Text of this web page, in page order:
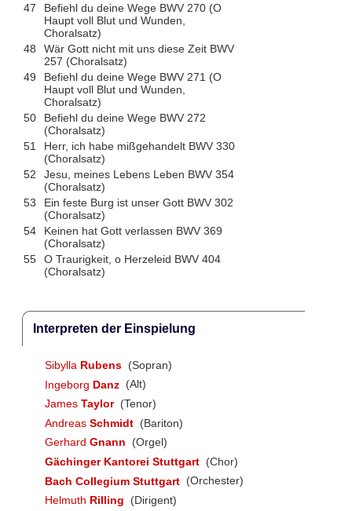
47
Befiehl du deine Wege BWV 270 (O
Haupt voll Blut und Wunden,
Choralsatz)
48
Wär Gott nicht mit uns diese Zeit BWV
257 (Choralsatz)
49
Befiehl du deine Wege BWV 271 (O
Haupt voll Blut und Wunden,
Choralsatz)
50
Befiehl du deine Wege BWV 272
(Choralsatz)
51
Herr, ich habe mißgehandelt BWV 330
(Choralsatz)
52
Jesu, meines Lebens Leben BWV 354
(Choralsatz)
53
Ein feste Burg ist unser Gott BWV 302
(Choralsatz)
54
Keinen hat Gott verlassen BWV 369
(Choralsatz)
55
O Traurigkeit, o Herzeleid BWV 404
(Choralsatz)
Interpreten der Einspielung
Sibylla Rubens (Sopran)
Ingeborg Danz (Alt)
James Taylor (Tenor)
Andreas Schmidt (Bariton)
Gerhard Gnann
(Orgel)
Gächinger Kantorei Stuttgart (Chor)
Bach Collegium Stuttgart (Orchester)
Helmuth Rilling (Dirigent)